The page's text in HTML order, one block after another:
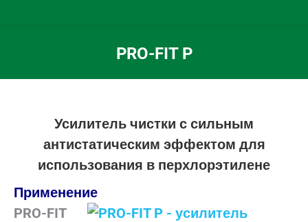
PRO-FIT P
Вы здесь:
Усилитель чистки с сильным
антистатическим эффектом для
использования в перхлорэтилене
Применение
PRO-FIT